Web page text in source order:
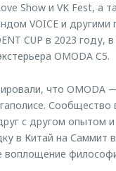
Show и VK Fest, а
VOICE и
CUP в 2023
OMODA C5.
что OMODA
с другом опытом
в Китай на Саммит